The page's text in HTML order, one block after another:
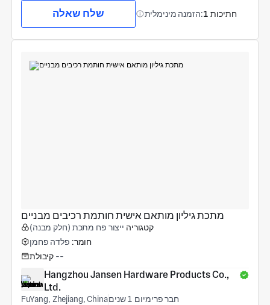
שלח שאלה הזמנה מינימלית: 1 חתיכות
מתכת גיליון מותאם אישית חותמת רכיבים מבניים
קטגוריה ייצור פח מתכת (חלק מבנה)
חומר: פלדה פחמן
קיבולת --
Hangzhou Jansen Hardware Products Co.,
Ltd.
FuYang, Zhejiang, China חבר פרימיום 1 שנים